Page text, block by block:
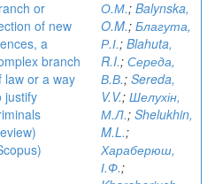
or
of new
a
branch
law or a way
justify
О.М.; Balynska,
O.M.; Благута,
Р.І.; Blahuta,
R.I.; Середа,
В.В.; Sereda,
V.V.; Шелухін,
М.Л.; Shelukhin,
M.L.;
Хараберюш,
І.Ф.;